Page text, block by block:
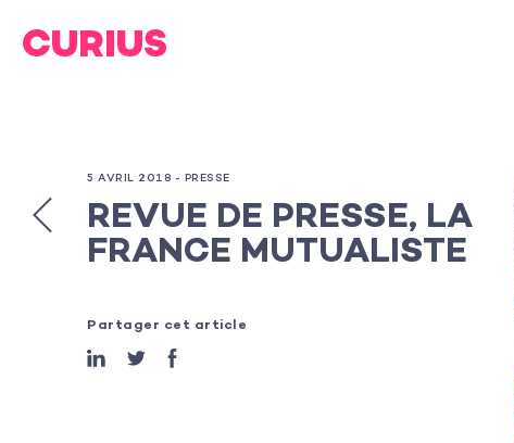
5 AVRIL 2018 - PRESSE
REVUE DE PRESSE, LA
FRANCE MUTUALISTE
Partager cet article